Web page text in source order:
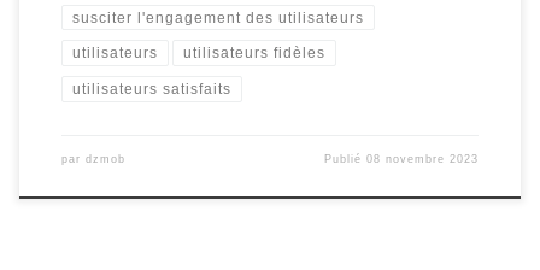
susciter l'engagement des utilisateurs
utilisateurs utilisateurs fidèles
utilisateurs satisfaits
par dzmob Publié08 novembre 2023